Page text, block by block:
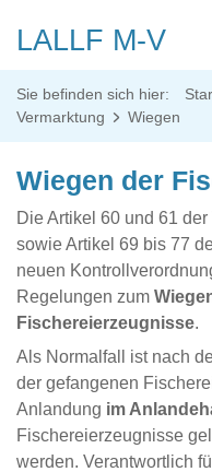
LALLF M-V
Sie befinden sich hier:
Vermarktung
Wiegen
Wiegen der
Die Artikel 60 und 61
sowie Artikel 69 bis 77
neuen
Regelungen zum
Fischereierzeugnisse.
Als Normalfall ist nach
der gefangenen
Anlandung im
Fischereierzeugnisse
werden. Verantwortlich